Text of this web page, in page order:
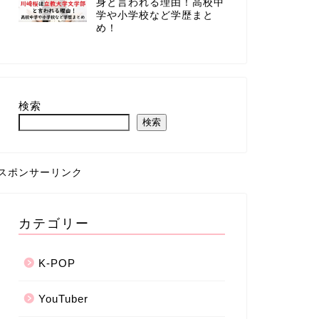
身と言われる理由！高校中
学や小学校など学歴まと
め！
検索
検索
ポンサーリンク
カテゴリー
K-POP
YouTuber